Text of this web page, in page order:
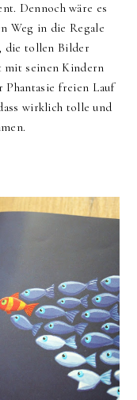
Dennoch wäre es
Weg in die Regale
die tollen Bilder
mit seinen Kindern
Phantasie freien Lauf
wirklich tolle und